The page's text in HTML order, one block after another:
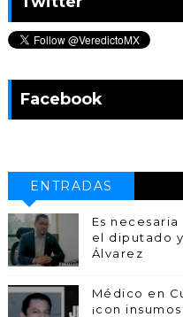
Facebook
ENTRADAS
POPULARES
Es
el diputado
Álvarez
Médico en
¡con